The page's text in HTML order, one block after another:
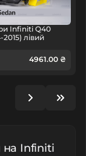
Infiniti Q40
2015) лівий
4961.00 ₴
на Infiniti